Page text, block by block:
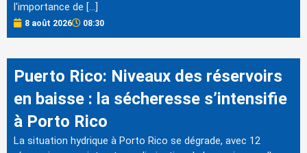
l'importance de […]
8 août 2026 08:30
Puerto Rico: Niveaux des réservoirs
en baisse : la sécheresse s’intensifie
à Porto Rico
La situation hydrique à Porto Rico se dégrade, avec 12